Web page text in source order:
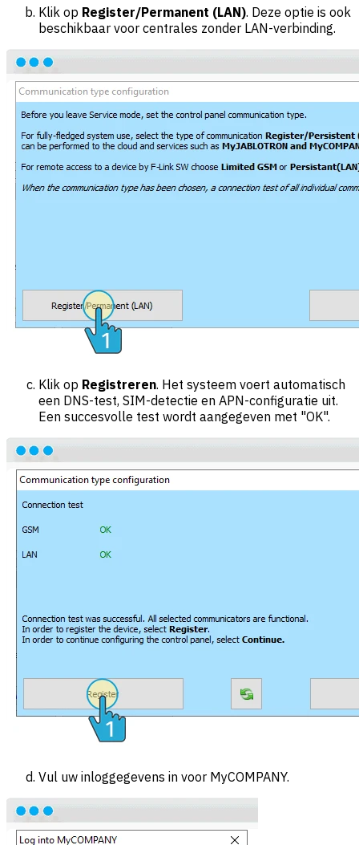
Klik op Register/Permanent (LAN). Deze optie is ook
beschikbaar voor centrales zonder LAN-verbinding.
Klik op Registreren. Het systeem voert automatisch
een DNS-test, SIM-detectie en APN-configuratie uit.
Een succesvolle test wordt aangegeven met "OK".
Vul uw inloggegevens in voor MyCOMPANY.